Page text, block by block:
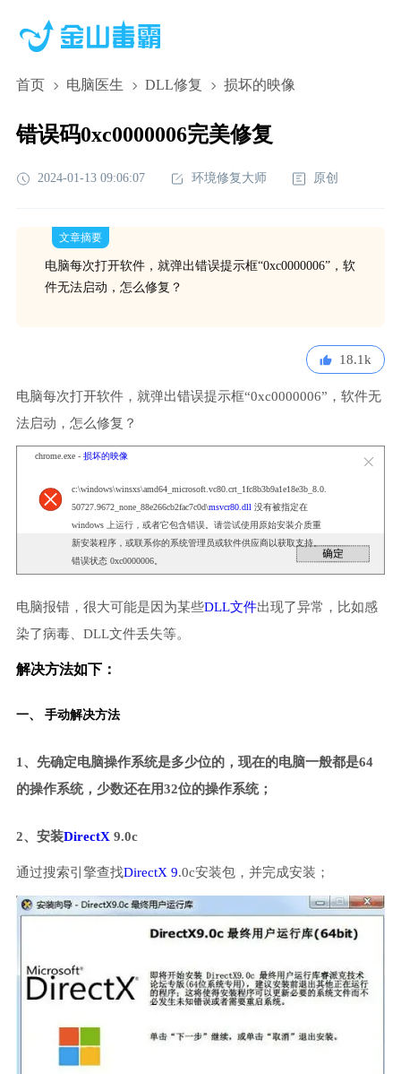
首页 电脑医生 DLL修复 损坏的映像
错误码0xc0000006完美修复
2024-01-13 09:06:07 环境修复大师 原创
文章摘要
电脑每次打开软件，就弹出错误提示框“0xc0000006”，软
件无法启动，怎么修复？
18.1k
电脑每次打开软件，就弹出错误提示框“0xc0000006”，软件无
法启动，怎么修复？
chrome.exe - 损坏的映像
c:\windows\winsxs\amd64_microsoft.vc80.crt_1fc8b3b9a1e18e3b_8.0.
50727.9672_none_88e266cb2fac7c0d\msvcr80.dll 没有被指定在
windows 上运行，或者它包含错误。请尝试使用原始安装介质重
新安装程序，或联系你的系统管理员或软件供应商以获取支持。
错误状态 0xc0000006。
电脑报错，很大可能是因为某些DLL文件出现了异常，比如感
染了病毒、DLL文件丢失等。
解决方法如下：
一、 手动解决方法
1、先确定电脑操作系统是多少位的，现在的电脑一般都是64
的操作系统，少数还在用32位的操作系统；
2、安装DirectX 9.0c
通过搜索引擎查找DirectX 9.0c安装包，并完成安装；